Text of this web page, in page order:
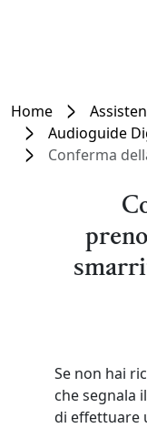
Home
Audioguide
Conferma della
Se non hai
che segnala
di effettuare